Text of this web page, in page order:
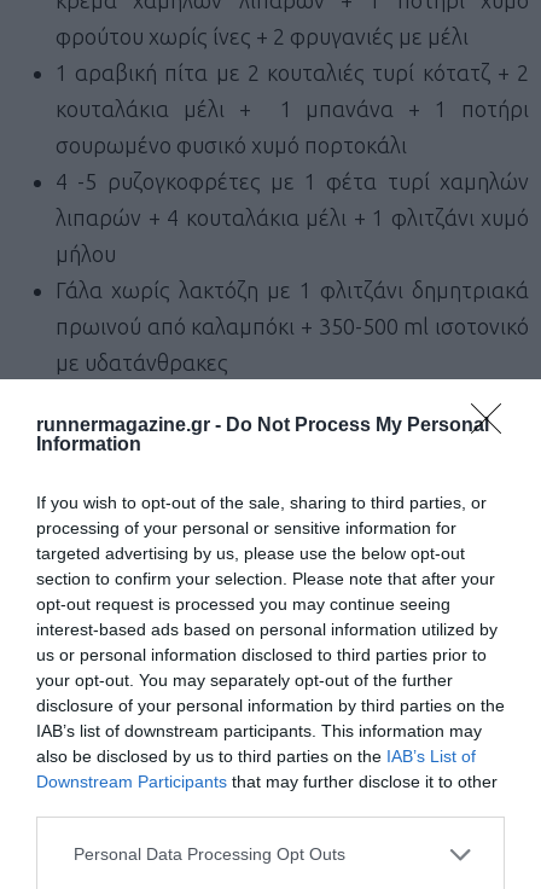
runnermagazine.gr - Do Not Process My Personal
Information
If you wish to opt-out of the sale, sharing to third parties, or
processing of your personal or sensitive information for
targeted advertising by us, please use the below opt-out
section to confirm your selection. Please note that after your
opt-out request is processed you may continue seeing
interest-based ads based on personal information utilized by
us or personal information disclosed to third parties prior to
your opt-out. You may separately opt-out of the further
disclosure of your personal information by third parties on the
IAB’s list of downstream participants. This information may
also be disclosed by us to third parties on the IAB’s List of
Downstream Participants that may further disclose it to other
Personal Data Processing Opt Outs
φρούτου χωρίς ίνες + 2 φρυγανιές με μέλι
1 αραβική πίτα με 2 κουταλιές τυρί κότατζ + 2
κουταλάκια μέλι + 1 μπανάνα + 1 ποτήρι
σουρωμένο φυσικό χυμό πορτοκάλι
4 -5 ρυζογκοφρέτες με 1 φέτα τυρί χαμηλών
λιπαρών + 4 κουταλάκια μέλι + 1 φλιτζάνι χυμό
μήλου
Γάλα χωρίς λακτόζη με 1 φλιτζάνι δημητριακά
πρωινού από καλαμπόκι + 350-500 ml ισοτονικό
με υδατάνθρακες
Μαζί με το πρωινό είναι σημαντικό να καταναλώσετε
βάρους). Τα υγρά μπορεί να προέρχονται από ισοτονικό ή
νερό ή σουρωμένο χυμό φρούτου. Το χρώμα των ούρων
αποτελεί ένα εξαιρετικό δείκτη της κατάστασης υδάτωσης,
γι’ αυτό και είναι σημαντικό να το παρατηρείτε τόσο κατά
την προπονητική περίοδο, όσο και πριν τον αγώνα. Αν δεν
είναι διαφανές το χρώμα, καλό είναι να συνεχίσετε την
κατανάλωση υγρών πίνοντας περίπου 3-5 ml /
σωματικού βάρους, δηλαδή περίπου 250 – 350 mlυγρά 2
ώρες πριν τον αγώνα.
Το τελευταίο προαγωνιστικό σνακ
μπορεί και να είναι